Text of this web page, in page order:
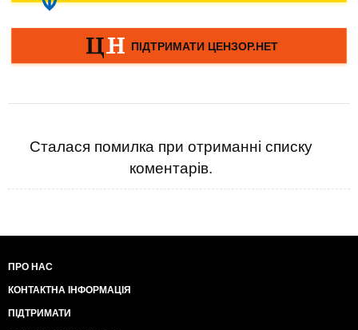
Сталася помилка при отриманні списку
коментарів.
ПРО НАС
КОНТАКТНА ІНФОРМАЦІЯ
ПІДТРИМАТИ